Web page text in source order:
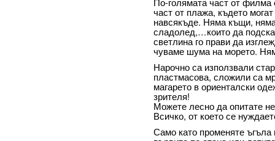
част от плажа, където
навсякъде. Няма къщи,
сладолед,…които да
светлина го прави да
чуваме шума на морето.
Нарочно са използвали
пластмасова, сложили са
магарето в ориенталски
зрителя!
Можете лесно да опитате
Всичко, от което се
Само като променяте